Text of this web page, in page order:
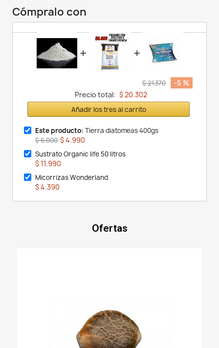
Cómpralo con
+ +
$ 21.370
-5 %
Precio total: $ 20.302
Añadir los tres al carrito
Este producto: Tierra diatomeas 400gs
$ 6.000 $ 4.990
Sustrato Organic life 50 litros
$ 11.990
Micorrizas Wonderland
$ 4.390
Ofertas